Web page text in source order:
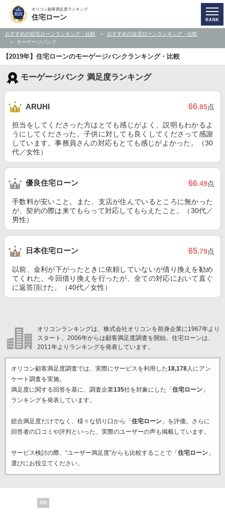
オリコン顧客満足度ランキング
住宅ローン
おすすめの住宅ローンランキング・比較
おすすめの住宅ローンランキング・比較
モーゲージバンク
【2019年】住宅ローンのモーゲージバンクランキング・比較
モーゲージバンク 満足度ランキング
ARUHI 66.85点
担当をしてくださった方はとても感じがよく、説明もわかるよ
うにしてくださった。子供に対しても良くしてくださって感謝
しています。事務員さんの対応もとても感じがよかった。（30
代／女性）
優良住宅ローン 66.49点
手数料が安いこと。また、支店が住んでいるところに無かった
が、契約の際は来てもらって対応してもらえたこと。（30代／
男性）
日本住宅ローン 65.79点
以前、金利が下がったときに依頼していないが借り換えを勧め
てくれた。今回借り換えを行ったが、全ての対応において直ぐ
に返答頂けた。（40代／女性）
オリコンランキングは、株式会社オリコンを前身企業に1967年より
スタート。2006年からは顧客満足度調査を開始。住宅ローンは、
2011年よりランキングを発表しています。
オリコン顧客満足度調査では、実際にサービスを利用した18,178人にアン
ケート調査を実施。
満足度に関する回答を基に、調査企業135社を対象にした「 住宅ローン」
ランキングを発表しています。
総合満足度だけでなく、様々な切り口から「 住宅ローン」を評価。さらに
回答者の口コミや評判といった、実際のユーザーの声も掲載しています。
サービス検討の際、“ユーザー満足度”からも比較することで「 住宅ローン」
選びにお役立てください。
PR